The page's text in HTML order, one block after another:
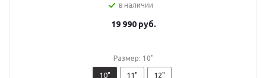
в наличии
19 990руб.
Размер: 10"
10" 11" 12"